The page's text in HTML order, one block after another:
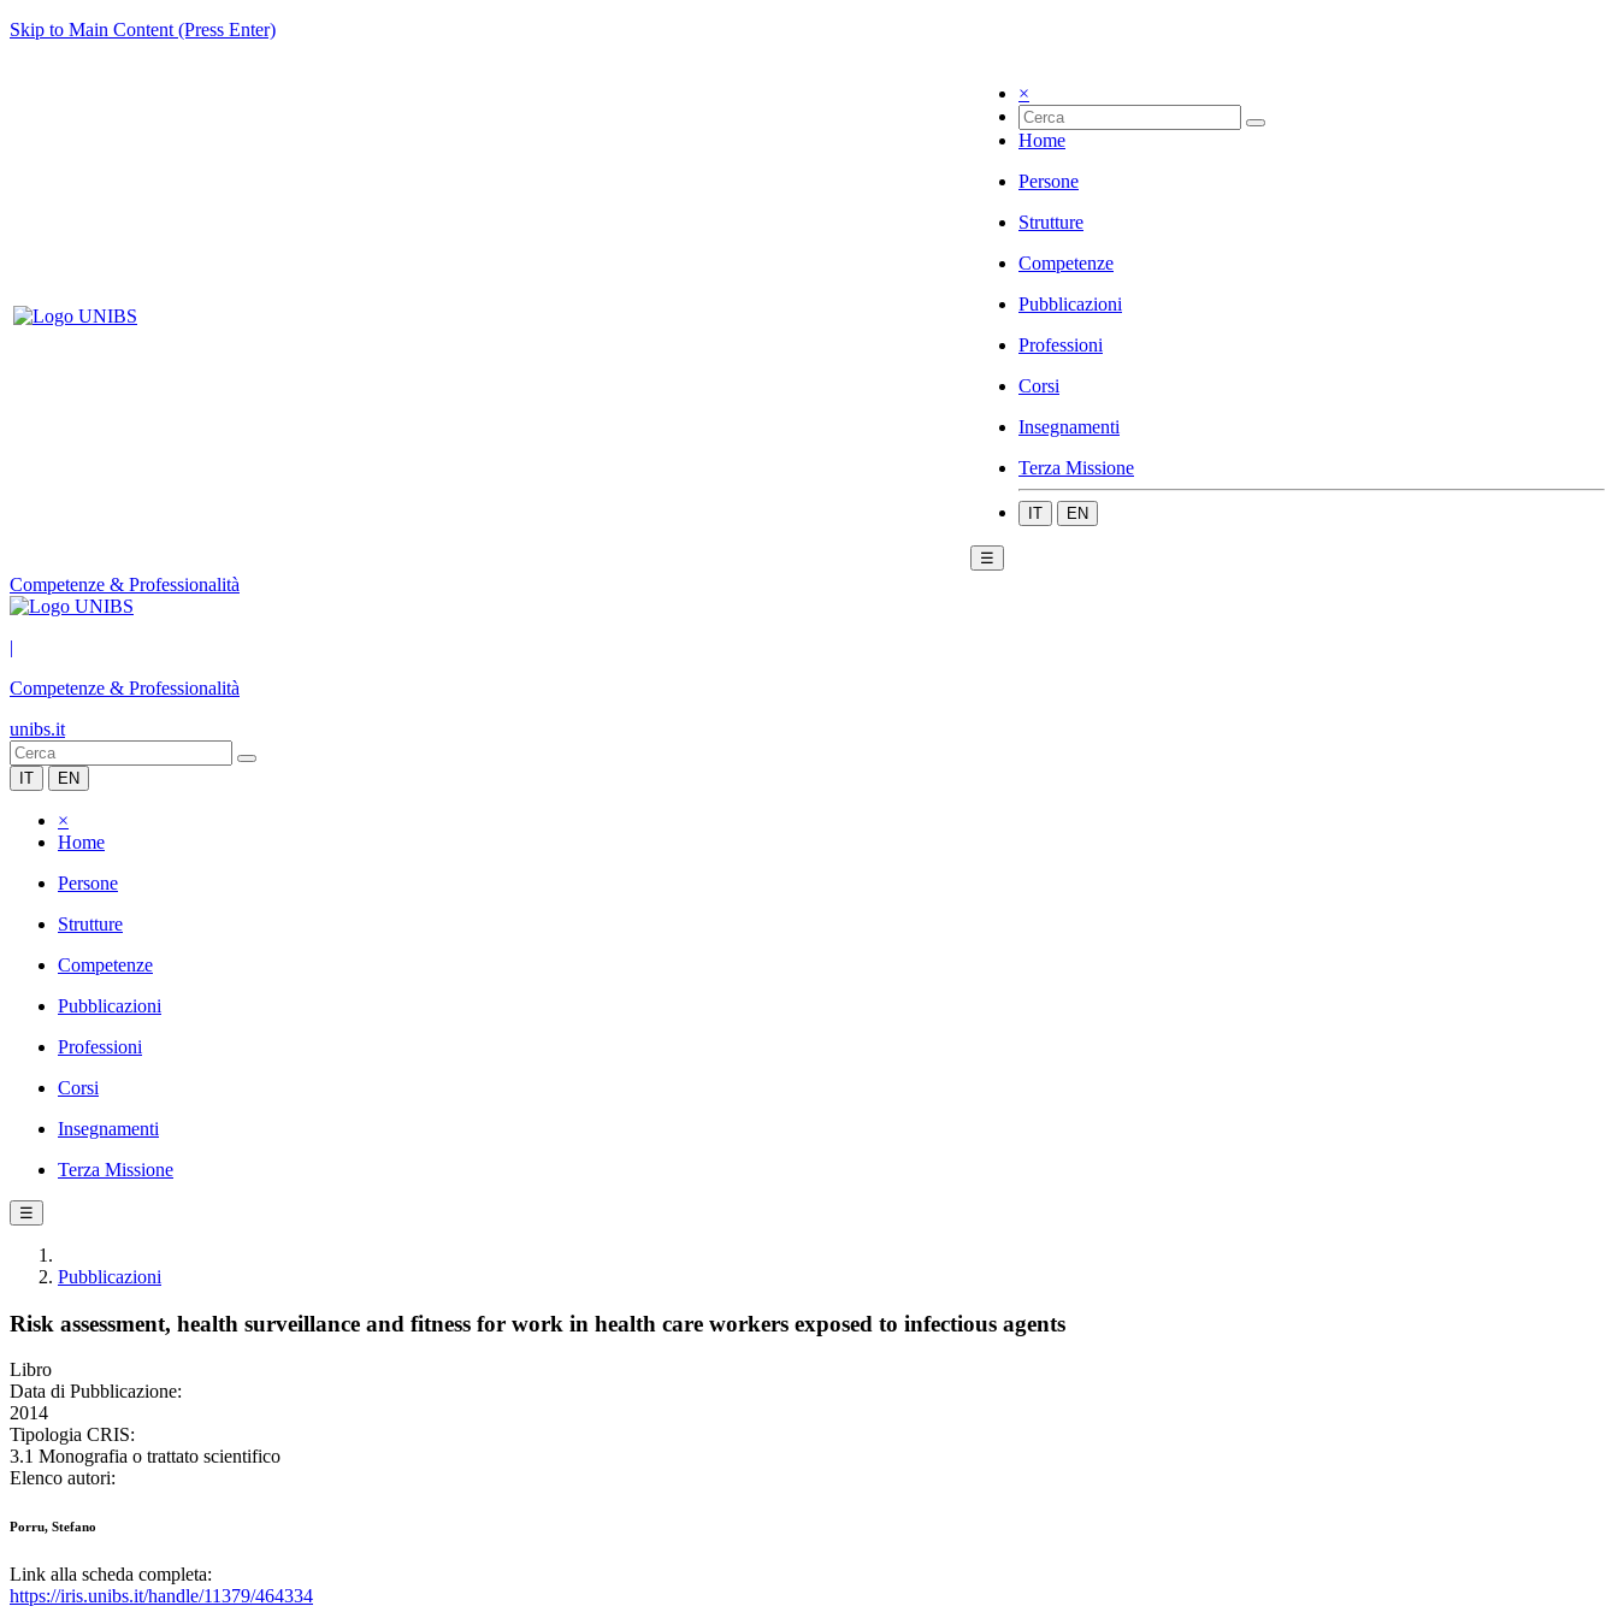
Skip to Main Content (Press Enter)
×
Home
Persone
Strutture
Competenze
Pubblicazioni
Professioni
Corsi
Insegnamenti
Terza Missione
IT EN
☰
Competenze & Professionalità
|
Competenze & Professionalità
unibs.it
IT EN
×
Home
Persone
Strutture
Competenze
Pubblicazioni
Professioni
Corsi
Insegnamenti
Terza Missione
☰
Pubblicazioni
Risk assessment, health surveillance and fitness for work in health care workers exposed to infectious agents
Libro
Data di Pubblicazione:
2014
Tipologia CRIS:
3.1 Monografia o trattato scientifico
Elenco autori:
Porru, Stefano
Link alla scheda completa:
https://iris.unibs.it/handle/11379/464334